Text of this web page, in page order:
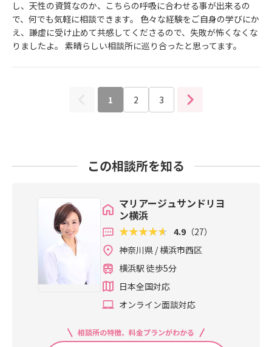
し、天性の資質なのか、こちらの呼吸に合わせる事が出来るの
で、何でも気軽に相談できます。 色々な経験をご自身の学びにか
え、謙虚に受け止めて共感してくださるので、失敗が怖くなくな
りましたよ。 素晴らしい相談所に巡り合ったと思ってます。
1 2 3
この相談所を知る
マリアージュサンドリヨ
ン横浜
4.9 （27）
神奈川県 / 横浜市西区
横浜駅 徒歩5分
日本全国対応
オンライン面談対応
相談所の特徴、料金プランがわかる